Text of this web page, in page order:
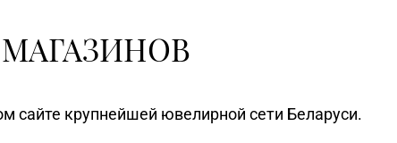
сайте крупнейшей ювелирной сети Беларуси.